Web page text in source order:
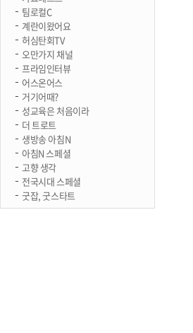
팀로컬C
계란이왔어요
허심탄회TV
오만가지 채널
프라임인터뷰
어스온어스
거기어때?
성교육은 처음이라
더 트로트
생방송 아침N
아침N 스페셜
고향 생각
전국시대 스페셜
굿잡, 굿스타트